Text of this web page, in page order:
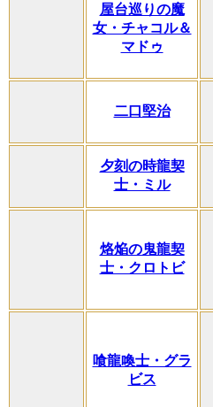
屋台巡りの魔
女・チャコル＆
マドゥ
二口堅治
夕刻の時龍契
士・ミル
烙焔の鬼龍契
士・クロトビ
喰龍喚士・グラ
ビス